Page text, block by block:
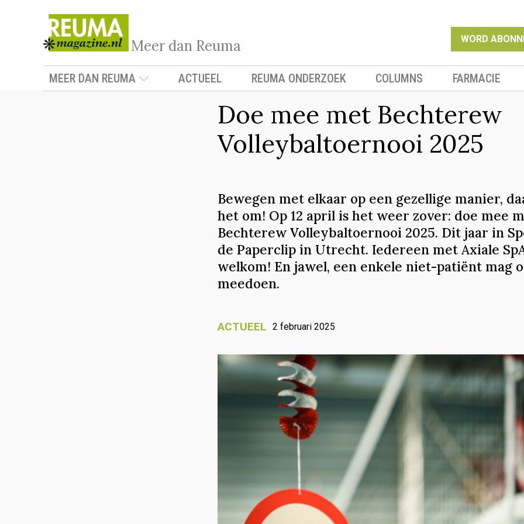
Meer dan Reuma WORD
MEER DAN REUMA ACTUEEL REUMA ONDERZOEK COLUMNS FARMACIE
Doe mee met Bechterew
Volleybaltoernooi 2025
Bewegen met elkaar op een gezellige manier,
het om! Op 12 april is het weer zover: doe mee
Bechterew Volleybaltoernooi 2025. Dit jaar in
de Paperclip in Utrecht. Iedereen met Axiale
welkom! En jawel, een enkele niet-patiënt mag
meedoen.
ACTUEEL 2 februari 2025